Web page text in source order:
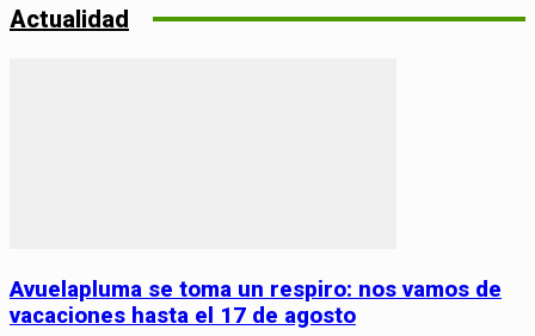
Actualidad
Avuelapluma se toma un respiro: nos vamos de
vacaciones hasta el 17 de agosto